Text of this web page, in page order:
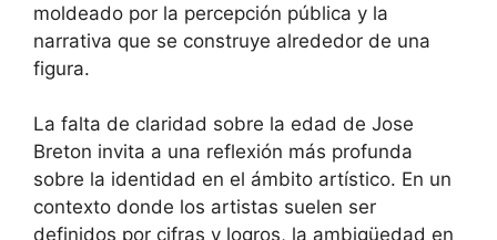
moldeado por la percepción pública y la
narrativa que se construye alrededor de una
figura.
La falta de claridad sobre la edad de Jose
Breton invita a una reflexión más profunda
sobre la identidad en el ámbito artístico. En un
contexto donde los artistas suelen ser
definidos por cifras y logros, la ambigüedad en